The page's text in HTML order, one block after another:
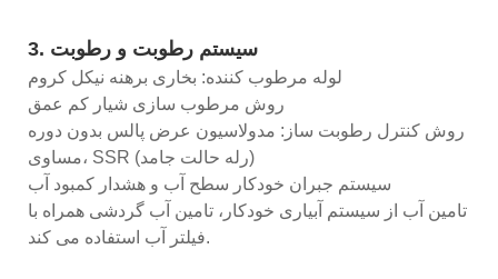
3. سیستم رطوبت و رطوبت
لوله مرطوب کننده: بخاری برهنه نیکل کروم
روش مرطوب سازی شیار کم عمق
روش کنترل رطوبت ساز: مدولاسیون عرض پالس بدون دوره
مساوی، SSR (رله حالت جامد)
سیستم جبران خودکار سطح آب و هشدار کمبود آب
تامین آب از سیستم آبیاری خودکار، تامین آب گردشی همراه با
فیلتر آب استفاده می کند.